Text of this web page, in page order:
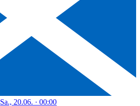
Sa., 20.06. · 00:00